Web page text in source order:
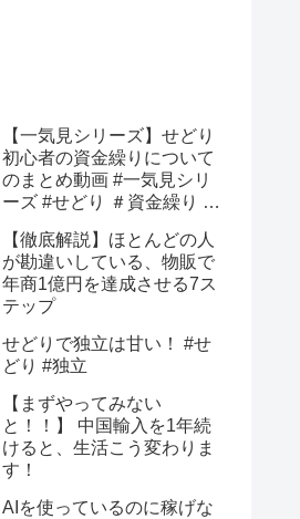
【一気見シリーズ】せどり
初心者の資金繰りについて
のまとめ動画 #一気見シリ
ーズ #せどり ＃資金繰り #
【徹底解説】ほとんどの人
が勘違いしている、物販で
年商1億円を達成させる7ス
テップ
せどりで独立は甘い！ #せ
どり #独立
【まずやってみない
と！！】 中国輸入を1年続
けると、生活こう変わりま
す！
AIを使っているのに稼げな